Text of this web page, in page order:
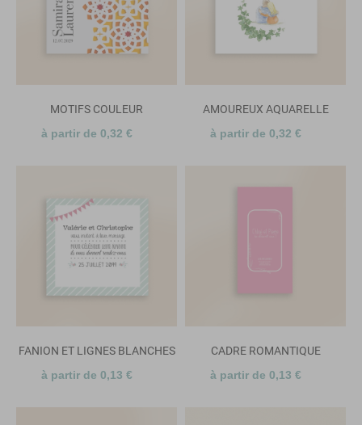
MOTIFS COULEUR
à partir de 0,32 €
AMOUREUX AQUARELLE
à partir de 0,32 €
FANION ET LIGNES BLANCHES
à partir de 0,13 €
CADRE ROMANTIQUE
à partir de 0,13 €